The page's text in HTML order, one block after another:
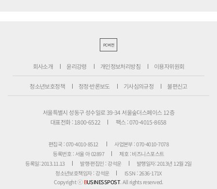
PC버전
회사소개 윤리강령 개인정보처리방침 이용자위원회
청소년보호정책 정정·반론보도 기사심의규정 불편신고
서울특별시 성동구 성수일로 39-34 서울숲더스페이스 12층
대표전화 : 1800-6522
팩스 : 070-4015-8658
편집국 : 070-4010-8512
사업본부 : 070-4010-7078
등록번호 : 서울 아 02897
제호 : 비즈니스포스트
등록일: 2013.11.13
발행·편집인 : 강석운
발행일자: 2013년 12월 2일
청소년보호책임자 : 강석운
ISSN : 2636-171X
Copyright ⓒBUSINESSPOST. All rights reserved.